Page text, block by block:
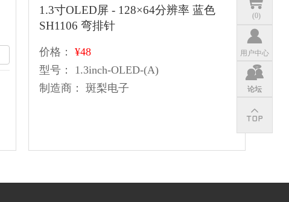
(0)
用户中心
论坛
1.3寸OLED屏 - 128×64分辨率 蓝色
SH1106 弯排针
价格：
¥48
型号：
1.3inch-OLED-(A)
制造商：
斑梨电子